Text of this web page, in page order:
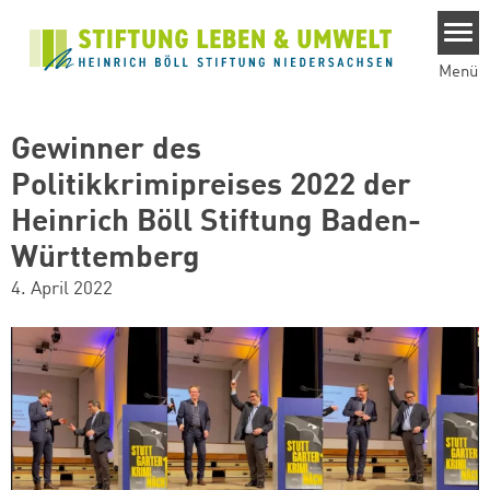
Menü
Gewinner des
Politikkrimipreises 2022 der
Heinrich Böll Stiftung Baden-
Württemberg
4. April 2022